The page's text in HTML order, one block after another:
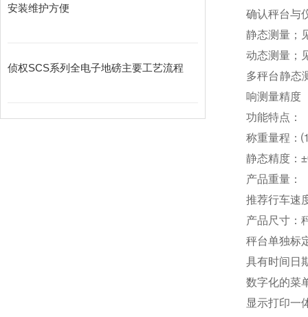
安装维护方便
侦权SCS系列全电子地磅主要工艺流程
确认秤台与
静态测量；
动态测量；
多秤台静态
响测量精度
功能特点：
称重量程
静态精度：
产品重量：
推荐行车速
产品尺寸：
秤台单独标
具有时间日
数字化的菜
显示打印一